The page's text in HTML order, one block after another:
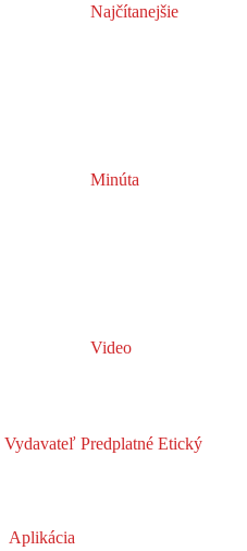
Najčítanejšie
Minúta
Video
Vydavateľ Predplatné Etický
Aplikácia